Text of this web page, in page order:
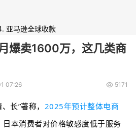
亚马逊全球收款
爆卖1600万，这几类商
07:26 5171
长”著称， 2025年预计整体电商
日本消费者对价格敏感度低于服务